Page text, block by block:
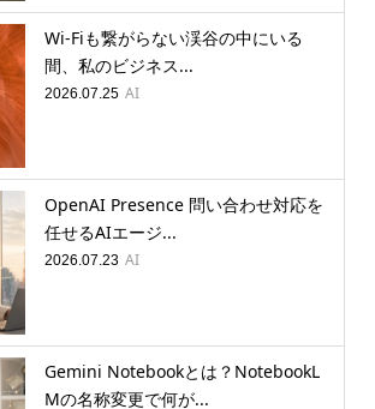
Wi-Fiも繋がらない渓谷の中にいる
間、私のビジネス...
2026.07.25 AI
OpenAI Presence 問い合わせ対応を
任せるAIエージ...
2026.07.23 AI
Gemini Notebookとは？NotebookL
Mの名称変更で何が...